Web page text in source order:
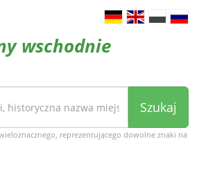
wschodnie
Szukaj
reprezentującego dowolne znaki na